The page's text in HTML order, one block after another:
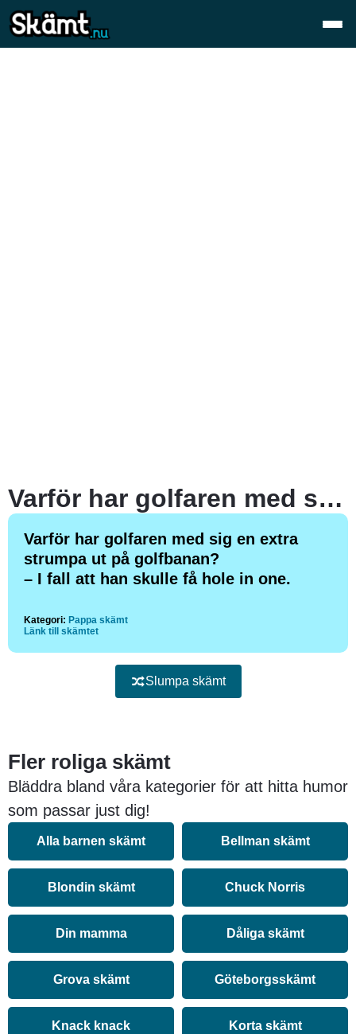
Varför har golfaren med sig en extra strumpa ut på golfbanan?
Varför har golfaren med sig en extra
strumpa ut på golfbanan?
– I fall att han skulle få hole in one.
Kategori: Pappa skämt
Länk till skämtet
Slumpa skämt
Fler roliga skämt
Bläddra bland våra kategorier för att hitta humor
som passar just dig!
Alla barnen skämt Bellman skämt
Blondin skämt Chuck Norris
Din mamma Dåliga skämt
Grova skämt Göteborgsskämt
Knack knack Korta skämt